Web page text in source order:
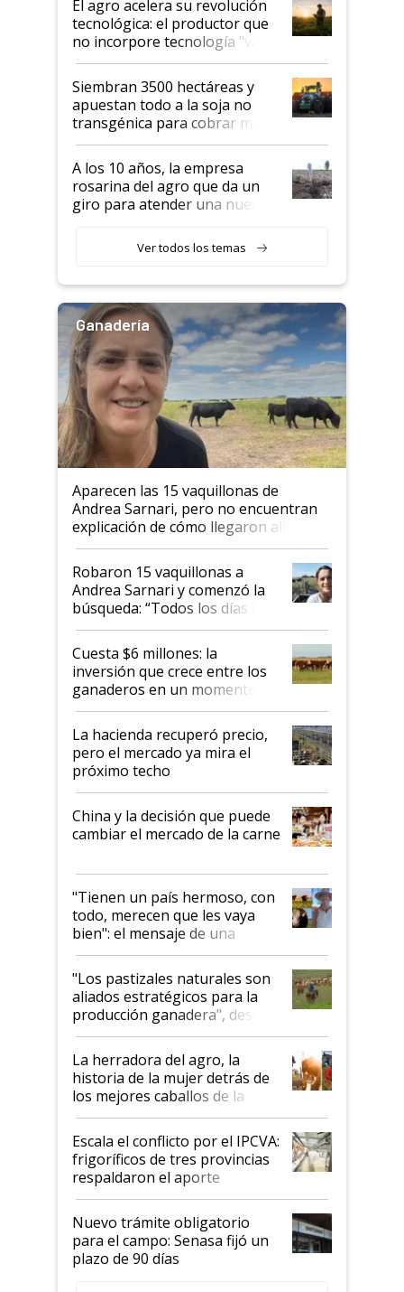
El agro acelera su revolución
tecnológica: el productor que
no incorpore tecnología "va a
perder el tren"
Siembran 3500 hectáreas y
apuestan todo a la soja no
transgénica para cobrar más
por tonelada: compraron un
semillero
A los 10 años, la empresa
rosarina del agro que da un
giro para atender una nueva
Ver todos los temas
Ganadería
Aparecen las 15 vaquillonas de
Andrea Sarnari, pero no encuentran
explicación de cómo llegaron allí
Robaron 15 vaquillonas a
Andrea Sarnari y comenzó la
búsqueda: “Todos los días le
toca a algún productor”
Cuesta $6 millones: la
inversión que crece entre los
ganaderos en un momento
histórico para la actividad
La hacienda recuperó precio,
pero el mercado ya mira el
próximo techo
China y la decisión que puede
cambiar el mercado de la carne
"Tienen un país hermoso, con
todo, merecen que les vaya
bien": el mensaje de una
ganadera uruguaya sobre las
oportunidades que se abren
para el agro en Argentina, con
foco en la carne
"Los pastizales naturales son
aliados estratégicos para la
producción ganadera", destaca
la iniciativa que ya reúne a 46
establecimientos en Argentina
La herradora del agro, la
historia de la mujer detrás de
los mejores caballos de la
Argentina y los mitos que
todavía hacen sufrir a estos
animales: "Mientras me
descalificaban, yo seguí
haciendo currículum"
Escala el conflicto por el IPCVA:
frigoríficos de tres provincias
respaldaron el aporte
obligatorio
Nuevo trámite obligatorio
para el campo: Senasa fijó un
plazo de 90 días